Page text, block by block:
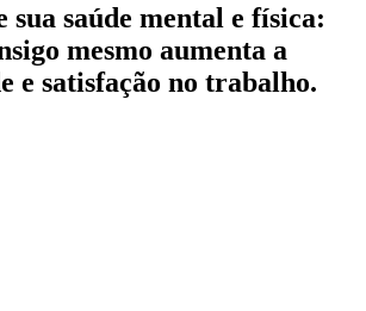
saúde mental e física:
mesmo aumenta a
e satisfação no trabalho.